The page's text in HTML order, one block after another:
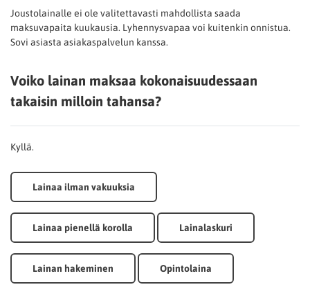
Joustolainalle ei ole valitettavasti mahdollista saada
maksuvapaita kuukausia. Lyhennysvapaa voi kuitenkin onnistua.
Sovi asiasta asiakaspalvelun kanssa.
Voiko lainan maksaa kokonaisuudessaan
takaisin milloin tahansa?
Kyllä.
Lainaa ilman vakuuksia
Lainaa pienellä korolla Lainalaskuri
Lainan hakeminen Opintolaina